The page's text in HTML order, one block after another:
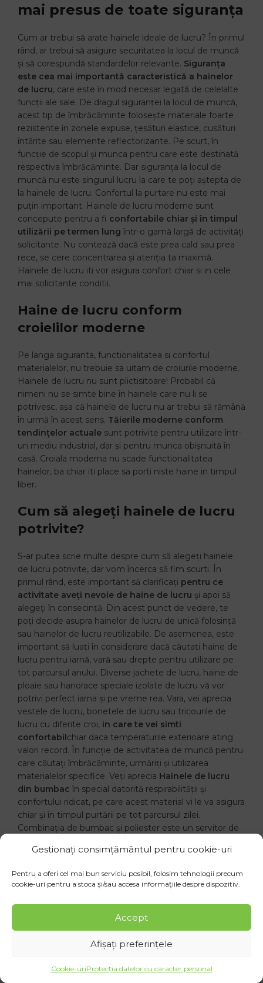
Gestionați consimțământul pentru cookie-uri
Pentru a oferi cel mai bun serviciu posibil, folosim tehnologii precum
cookie-uri pentru a stoca și/sau accesa informațiile despre dispozitiv.
Accept
Afișați preferințele
Cookie-uriProtecția datelor cu caracter personal
mai presus de toate siguranța
Cum ar trebui să arate hainele ideale de lucru? În primul
rând, ar trebui să asigure securitatea la locul de muncă
și să corespundă standardelor relevante. Siguranța
este cea mai importantă caracteristică a hainelor
de lucru, care este în mod necesar legată de celelalte
funcții ale sale. De dragul siguranței la locul de muncă,
acest tip de îmbrăcăminte folosește materiale foarte
rezistente în zonele expuse, țesături elastice, cusături
întărite sau elemente reflectorizante. Pe scurt, în
funcție de scopul și munca pentru care este destinată
respectiva îmbrăcăminte. Dar siguranța la locul de
muncă nu este singurul lucru la care te poți aștepta de
la hainele de lucru. Confortul la purtare nu este mai
puțin important. Hainele de lucru moderne sunt
concepute pentru a fi confortabile chiar și în timpul
utilizării pe termen lung într-o gamă largă de activități
solicitante. Nu contează dacă este prea cald sau prea
rece, se cere concentrarea și atenția ta maximă.
Hainele de lucru iti vor asigura confort chiar si in cele
mai solicitante conditii.
Haine de lucru conform
croielilor moderne
Pe langa siguranta, functionalitatea si confortul
materialelor, nu trebuie sa uitam de croiurile moderne.
Hainele de lucru nu sunt plictisitoare! Probabil că
nimeni nu se simte bine în hainele care nu li se
potrivesc, așa că hainele de lucru nu ar trebui să rămână
în urmă în acest sens. Tăierile moderne conform
tendințelor actuale sunt potrivite pentru utilizare într-
un mediu industrial, dar și pentru munca obișnuită în
casă. Croiala moderna nu scade functionalitatea
hainelor, ba chiar iti place sa porti niste haine in timpul
liber.
Cum să alegeți hainele de lucru
potrivite?
S-ar putea scrie multe despre cum să alegeți hainele
de lucru potrivite, dar vom încerca să fim scurti. În
primul rând, este important să clarificați pentru ce
activitate aveți nevoie de haine de lucru și apoi să
alegeți în consecință. Din acest punct de vedere, te
poți decide asupra hainelor de lucru de unică folosință
sau hainelor de lucru reutilizabile. De asemenea, este
important să luați în considerare dacă căutați haine de
lucru pentru iarnă, vară sau drepte pentru utilizare pe
tot parcursul anului. Diverse jachete de lucru, haine de
ploaie sau hanorace speciale izolate de lucru vă vor
potrivi perfect iarna și pe vreme rea. Vara, vei aprecia
vestele de lucru, bonetele de lucru sau tricourile de
lucru cu diferite croi, in care te vei simti
confortabilchiar daca temperaturile exterioare ating
valori record. În funcție de activitatea de muncă pentru
care căutați îmbrăcăminte, urmăriți și utilizarea
materialelor specifice. Veți aprecia Hainele de lucru
din bumbac în special datorită respirabilității și
confortului ridicat, pe care acest material vi le va asigura
chiar și în timpul purtării pe tot parcursul zilei.
Combinația de bumbac și poliester este un servitor de
materialul este ferm, dar în același timp respirabil,
căldura. În comparație cu hainele din bumbac,
proprietățile în timpul spălărilor frecvente sau pe
termen lung. La temperaturi de vara, greutatea ideala a
materialului este de 260 g/m2, ceea ce inseamna ca
hainele sunt usoare, respirabile si nu vei transpira in ele.
alegeți o greutate mai mare decât cea menționată.